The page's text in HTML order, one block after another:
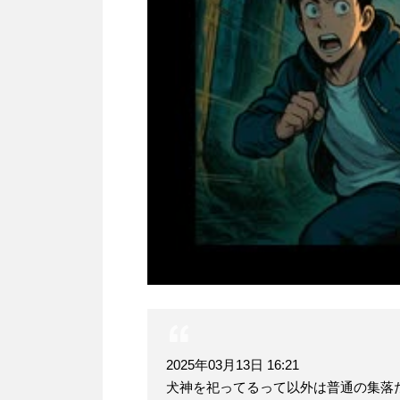
2025年03月13日 16:21
犬神を祀ってるって以外は普通の集